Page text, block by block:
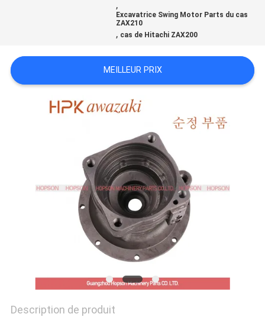
CAS
,
Excavatrice Swing Motor Parts du cas
ZAX210
, cas de Hitachi ZAX200
MEILLEUR PRIX
Description de produit